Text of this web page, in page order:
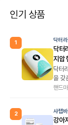
인기 상품
1 닥터
닥터
지압
닥터
을 갖
핸드
2 샤랩
강아